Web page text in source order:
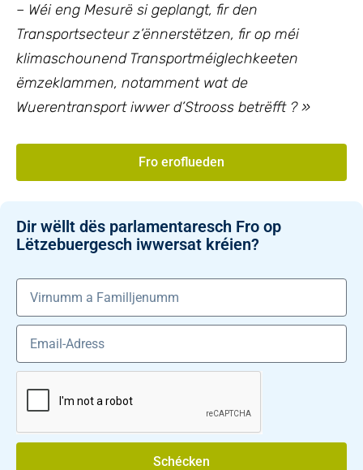
– Wéi eng Mesurë si geplangt, fir den
Transportsecteur z’ënnerstëtzen, fir op méi
klimaschounend Transportméiglechkeeten
ëmzeklammen, notamment wat de
Wuerentransport iwwer d’Strooss betrëfft ? »
Fro eroflueden
Dir wëllt dës parlamentaresch Fro op
Lëtzebuergesch iwwersat kréien?
Schécken